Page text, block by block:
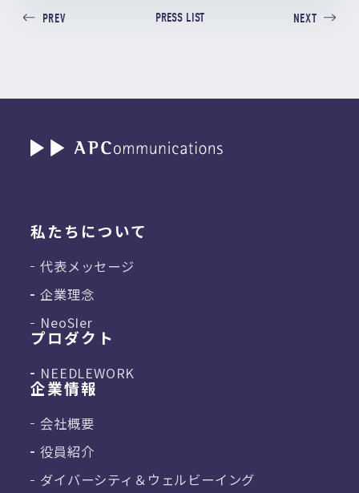
PREV PRESS LIST NEXT
私たちについて
代表メッセージ
企業理念
NeoSIer
プロダクト
NEEDLEWORK
企業情報
会社概要
役員紹介
ダイバーシティ＆ ウェルビーイング